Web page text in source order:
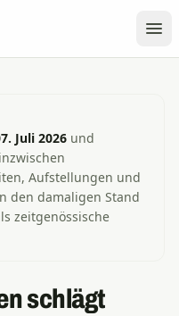
Juli 2026 und
Aufstellungen und
den damaligen Stand
zeitgenössische
schlägt